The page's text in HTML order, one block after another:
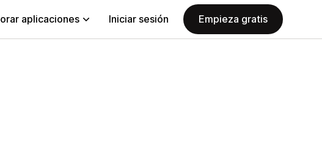
aplicaciones Iniciar sesión Empieza gratis